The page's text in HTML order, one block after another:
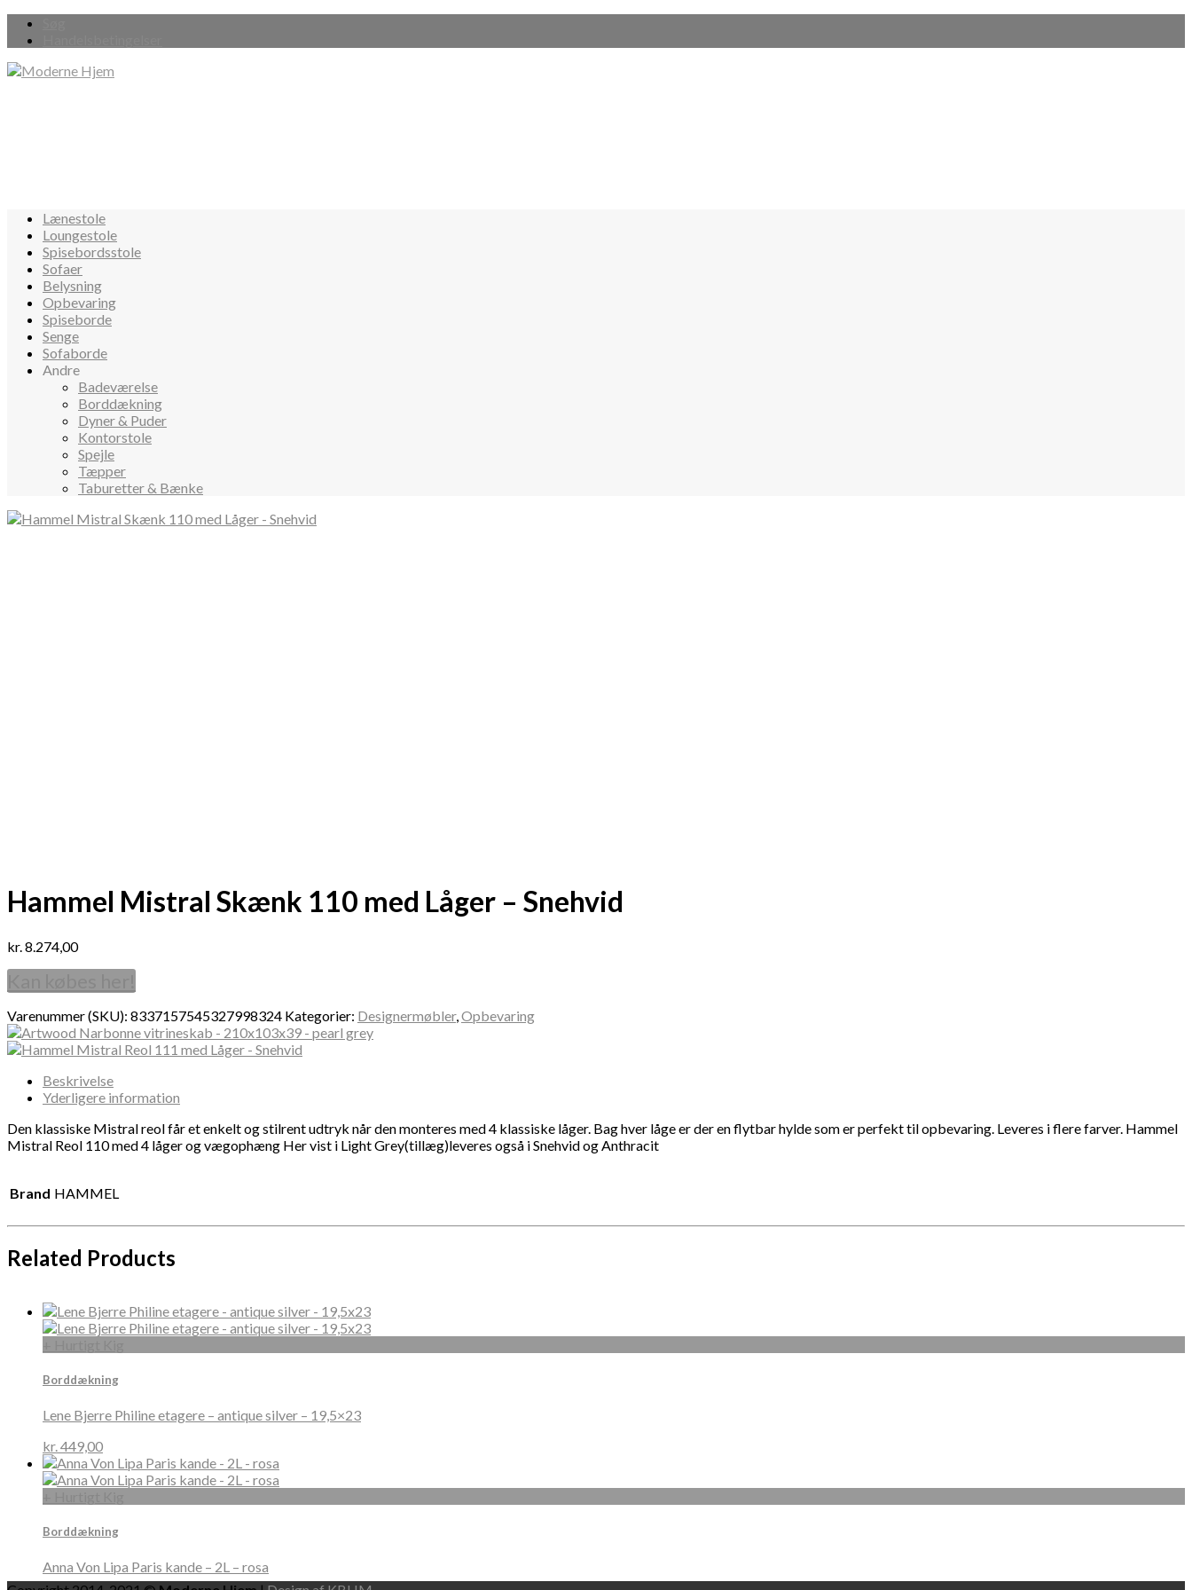
Lænestole
Loungestole
Spisebordsstole
Sofaer
Belysning
Opbevaring
Spiseborde
Senge
Sofaborde
Andre
Badeværelse
Borddækning
Dyner & Puder
Kontorstole
Spejle
Tæpper
Taburetter & Bænke
Hammel Mistral Skænk 110 med Låger – Snehvid
kr.8.274,00
Varenummer (SKU): 8337157545327998324 Kategorier: Designermøbler,Opbevaring
Beskrivelse
Yderligere information
Den klassiske Mistral reol får et enkelt og stilrent udtryk når den monteres med 4 klassiske låger. Bag hver låge er der en flytbar hylde som er perfekt til opbevaring. Leveres i flere farver. Hammel
Mistral Reol 110 med 4 låger og vægophæng Her vist i Light Grey(tillæg)leveres også i Snehvid og Anthracit
Brand HAMMEL
Related Products
Borddækning
Lene Bjerre Philine etagere – antique silver – 19,5×23
kr.449,00
Borddækning
Anna Von Lipa Paris kande – 2L – rosa